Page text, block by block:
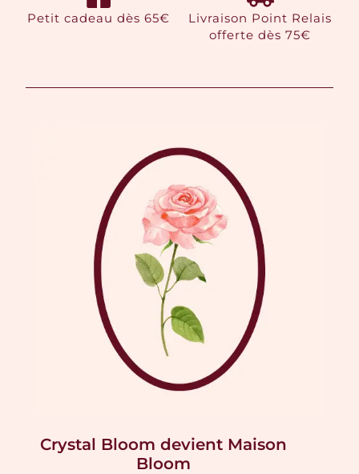
Petit cadeau dès 65€
Livraison Point Relais
offerte dès 75€
Crystal Bloom devient Maison
Bloom